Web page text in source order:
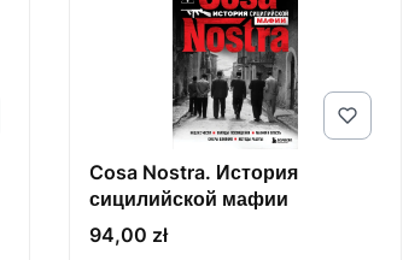
Cosa Nostra. История
сицилийской мафии
Цена
94,00 zł